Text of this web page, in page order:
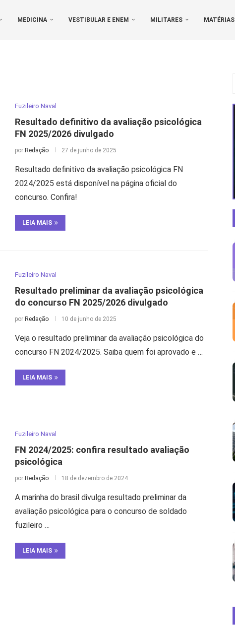
MEDICINA VESTIBULAR E ENEM MILITARES MATÉRIAS
Fuzileiro Naval
Resultado definitivo da avaliação psicológica
FN 2025/2026 divulgado
por Redação 27 de junho de 2025
Resultado definitivo da avaliação psicológica FN
2024/2025 está disponível na página oficial do
concurso. Confira!
LEIA MAIS
Fuzileiro Naval
Resultado preliminar da avaliação psicológica
do concurso FN 2025/2026 divulgado
por Redação 10 de junho de 2025
Veja o resultado preliminar da avaliação psicológica do
concurso FN 2024/2025. Saiba quem foi aprovado e …
LEIA MAIS
Fuzileiro Naval
FN 2024/2025: confira resultado avaliação
psicológica
por Redação 18 de dezembro de 2024
A marinha do brasil divulga resultado preliminar da
avaliação psicológica para o concurso de soldado
fuzileiro …
LEIA MAIS